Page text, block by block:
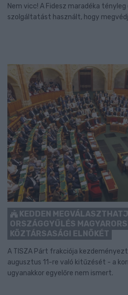
Nem vicc! A Fidesz maradéka
szolgáltatást használt, hogy
KEDDEN
ORSZÁGGYŰLÉS
KÖZTÁRSASÁGI ELNÖKÉT
A TISZA Párt frakciója
augusztus 11-re való kitűzését - a
ugyanakkor egyelőre nem ismert.